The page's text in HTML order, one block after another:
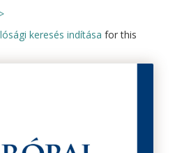
keresés indítása for this